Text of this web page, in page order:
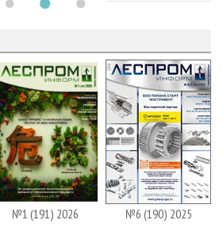
№1 (191) 2026 №6 (190) 2025